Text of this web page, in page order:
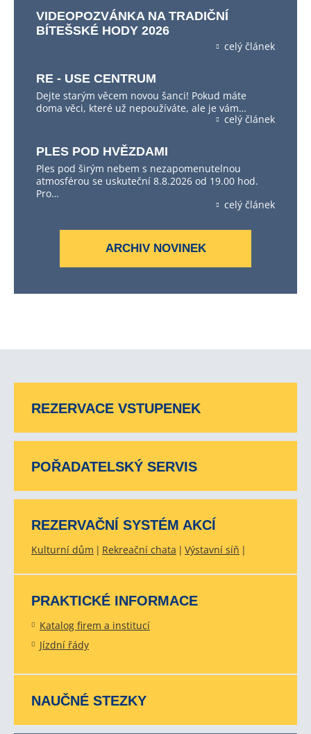
VIDEOPOZVÁNKA NA TRADIČNÍ
BÍTEŠSKÉ HODY 2026
celý článek
RE - USE CENTRUM
Dejte starým věcem novou šanci! Pokud máte
doma věci, které už nepoužíváte, ale je vám…
celý článek
PLES POD HVĚZDAMI
Ples pod širým nebem s nezapomenutelnou
atmosférou se uskuteční 8.8.2026 od 19.00 hod.
Pro…
celý článek
ARCHIV NOVINEK
REZERVACE VSTUPENEK
POŘADATELSKÝ SERVIS
REZERVAČNÍ SYSTÉM AKCÍ
Kulturní dům Rekreační chata Výstavní síň
PRAKTICKÉ INFORMACE
Katalog firem a institucí
Jízdní řády
NAUČNÉ STEZKY